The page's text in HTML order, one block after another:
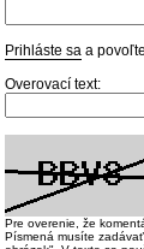
Prihláste sa a
Overovací text:
Pre overenie, že
Písmená musíte